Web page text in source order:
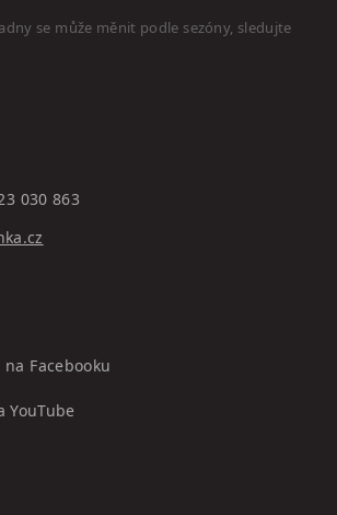
se může měnit podle sezóny, sledujte
030 863
Facebooku
YouTube